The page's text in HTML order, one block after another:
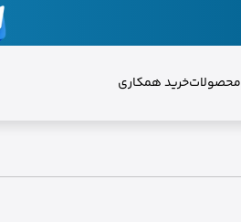
محصولاتخرید همکاری